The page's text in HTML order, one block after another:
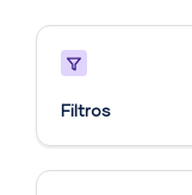
Filtros